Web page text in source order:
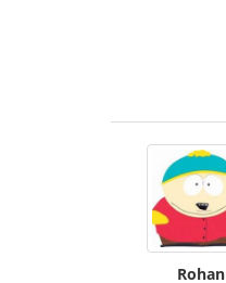
Rohan